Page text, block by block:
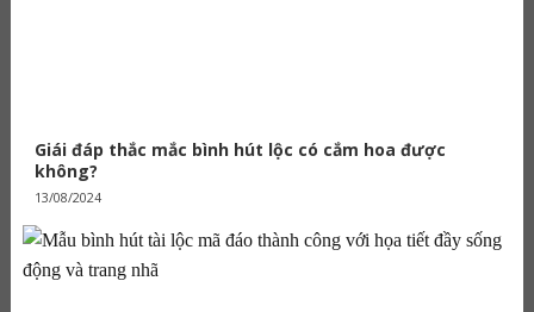
Giái đáp thắc mắc bình hút lộc có cắm hoa được
không?
13/08/2024